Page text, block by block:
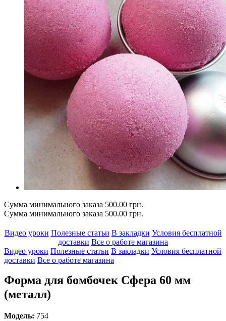
Сумма минимального заказа 500.00 грн.
Сумма минимального заказа 500.00 грн.
Видео уроки Полезные статьи В закладки Условия бесплатной
доставки Все о работе магазина
Видео уроки Полезные статьи В закладки Условия бесплатной
доставки Все о работе магазина
Форма для бомбочек Сфера 60 мм
(металл)
Модель: 754